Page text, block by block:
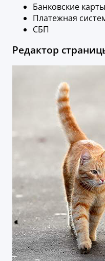
Банковские карты
Платежная
СБП
Редактор